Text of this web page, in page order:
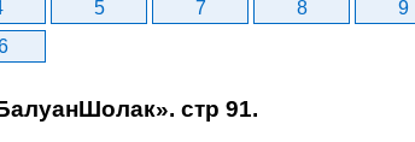
5 7 8
9
стр 91.